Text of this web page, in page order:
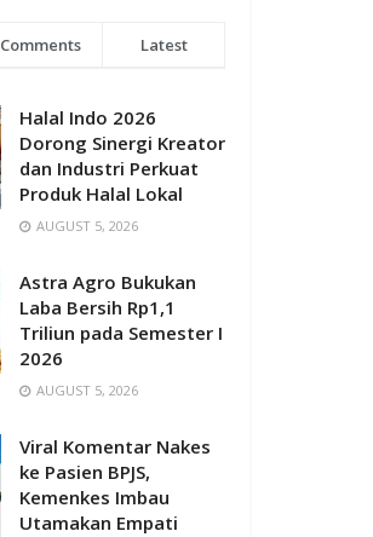
Comments Latest
Halal Indo 2026
Dorong Sinergi Kreator
dan Industri Perkuat
Produk Halal Lokal
AUGUST 5, 2026
Astra Agro Bukukan
Laba Bersih Rp1,1
Triliun pada Semester I
2026
AUGUST 5, 2026
Viral Komentar Nakes
ke Pasien BPJS,
Kemenkes Imbau
Utamakan Empati